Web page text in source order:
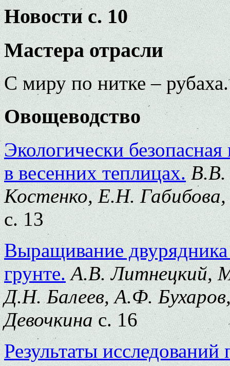
Новости с. 10
Мастера отрасли
С миру по нитке –
Овощеводство
Экологически
в весенних теплицах. В.В.
Костенко, Е.Н.
с. 13
Выращивание
грунте. А.В. Литнецкий,
Д.Н. Балеев, А.Ф.
Девочкинас. 16
Результаты